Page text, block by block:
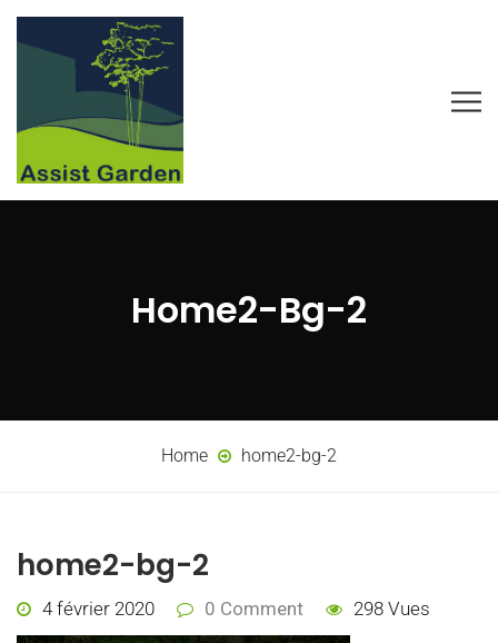
Home2-Bg-2
Home home2-bg-2
home2-bg-2
4 février 2020 0 Comment 298 Vues